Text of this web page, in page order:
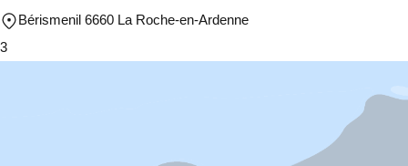
Bérismenil 6660 La Roche-en-Ardenne
3